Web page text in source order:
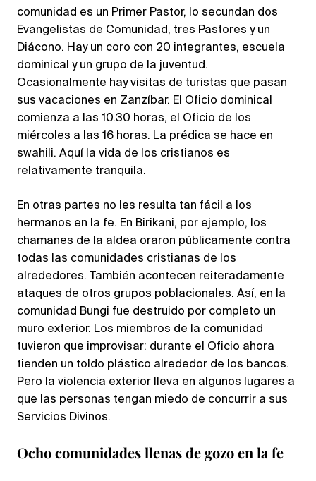
comunidad es un Primer Pastor, lo secundan dos
Evangelistas de Comunidad, tres Pastores y un
Diácono. Hay un coro con 20 integrantes, escuela
dominical y un grupo de la juventud.
Ocasionalmente hay visitas de turistas que pasan
sus vacaciones en Zanzíbar. El Oficio dominical
comienza a las 10.30 horas, el Oficio de los
miércoles a las 16 horas. La prédica se hace en
swahili. Aquí la vida de los cristianos es
relativamente tranquila.
En otras partes no les resulta tan fácil a los
hermanos en la fe. En Birikani, por ejemplo, los
chamanes de la aldea oraron públicamente contra
todas las comunidades cristianas de los
alrededores. También acontecen reiteradamente
ataques de otros grupos poblacionales. Así, en la
comunidad Bungi fue destruido por completo un
muro exterior. Los miembros de la comunidad
tuvieron que improvisar: durante el Oficio ahora
tienden un toldo plástico alrededor de los bancos.
Pero la violencia exterior lleva en algunos lugares a
que las personas tengan miedo de concurrir a sus
Servicios Divinos.
Ocho comunidades llenas de gozo en la fe